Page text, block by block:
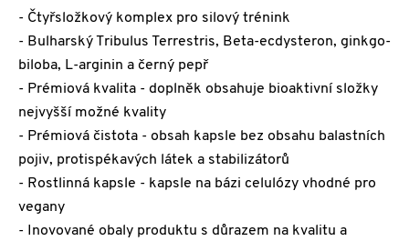
- Čtyřsložkový komplex pro silový trénink
- Bulharský Tribulus Terrestris, Beta-ecdysteron, ginkgo-
biloba, L-arginin a černý pepř
- Prémiová kvalita - doplněk obsahuje bioaktivní složky
nejvyšší možné kvality
- Prémiová čistota - obsah kapsle bez obsahu balastních
pojiv, protispékavých látek a stabilizátorů
- Rostlinná kapsle - kapsle na bázi celulózy vhodné pro
vegany
- Inovované obaly produktu s důrazem na kvalitu a